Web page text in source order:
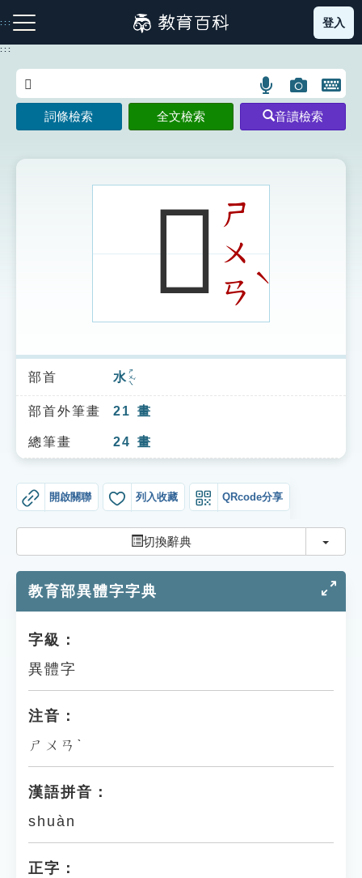
到
主
:::
注音索引圖示 筆畫索引圖示 部首索引表圖示
索引選單
知識索引
單字索引
遊戲專區
教學應用
貓頭鷹博士
登入
:::
語
言
搜
示
圖
片
搜
開
鍵
圖
詞條檢索 全文檢索 音讀檢索
𤅠ㄕ
ㄨ
ㄢ
ˋ
部首 水 ㄕㄨㄟˇ
部首外筆畫 21 畫
總筆畫 24 畫
開啟關聯 列入收藏 QRcode分享
切換辭典 切換
教育部異體字字典
字級：
異體字
注音：
ㄕㄨㄢˋ
漢語拼音：
shuàn
正字：